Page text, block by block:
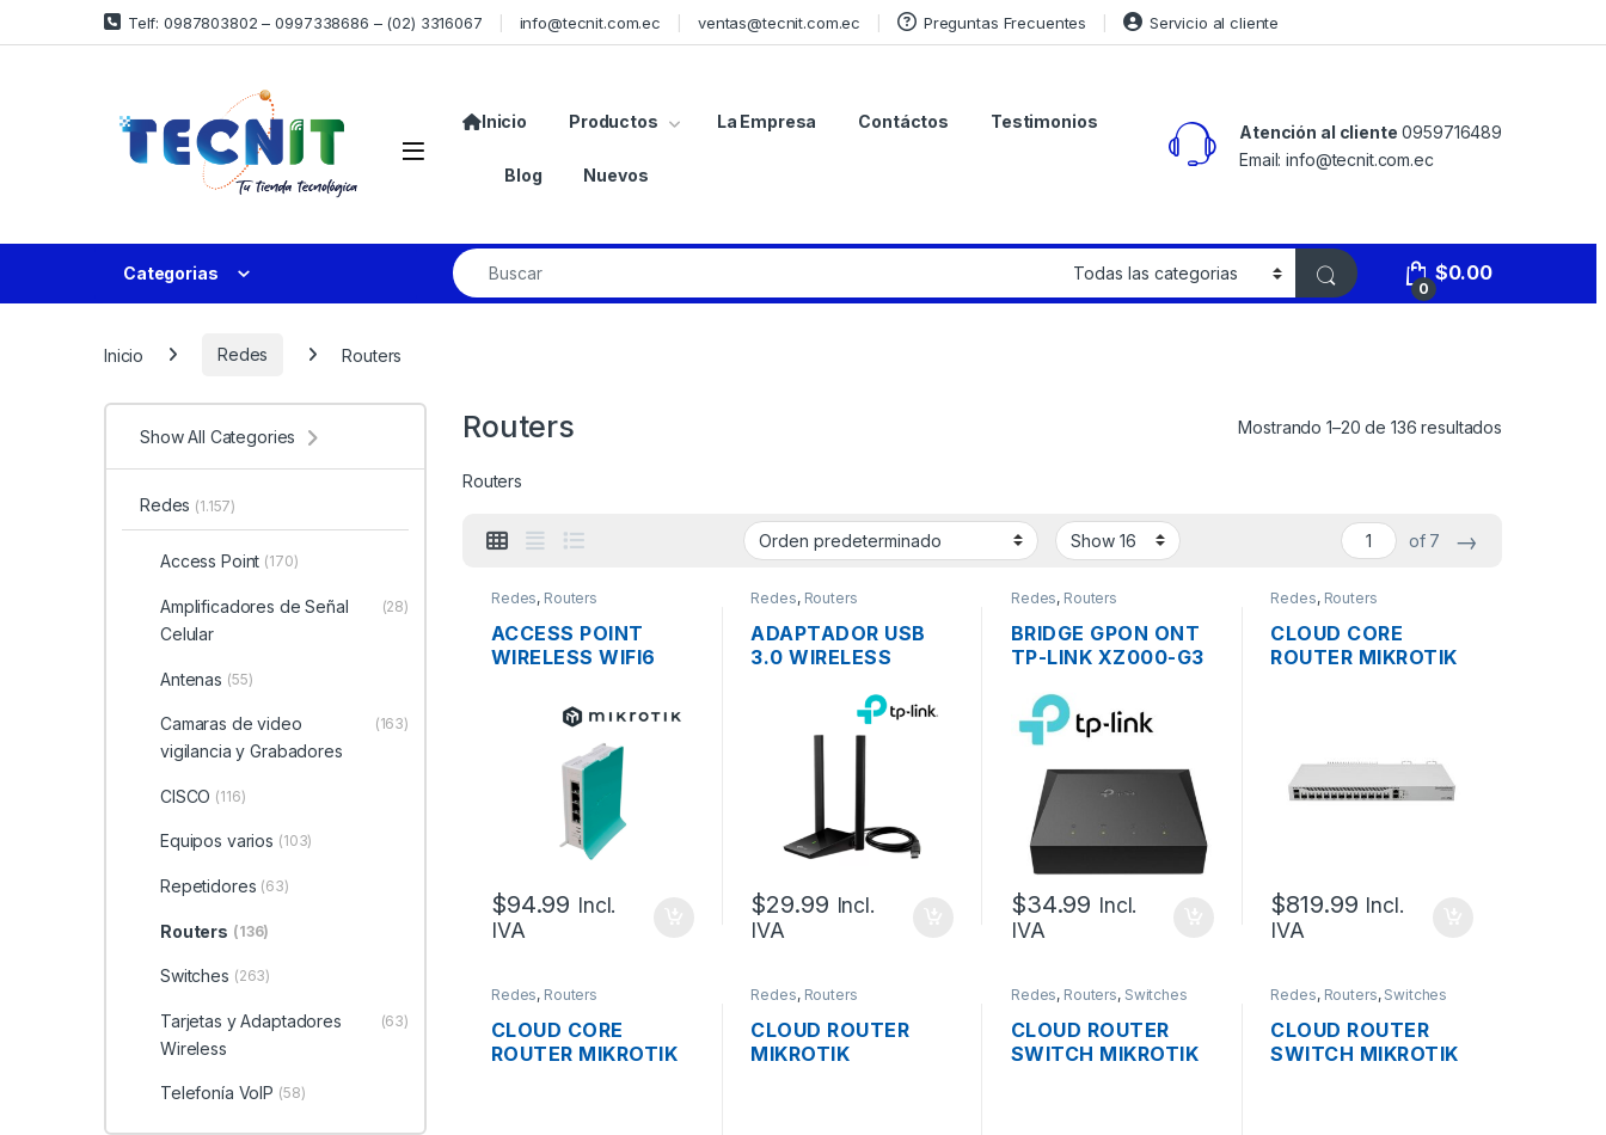
Telf: 0987803802 – 0997338686 – (02) 3316067 info@tecnit.com.ec ventas@tecnit.com.ec Preguntas Frecuentes Servicio al cliente
Inicio Productos La Empresa Contáctos Testimonios
Blog Nuevos
Atención al cliente 0959716489
Email: info@tecnit.com.ec
Categorias
0
$0.00
Inicio Redes Routers
Routers Mostrando 1–20 de 136 resultados
Routers
of 7 →
Redes, Routers
ACCESS POINT
WIRELESS WIFI6
2AXD HAP AX LITE
2.4GHZ 160MW 4
PUERTOS GIGABIT,
$94.99 Incl.
IVA
Redes, Routers
ADAPTADOR USB
3.0 WIRELESS
ARCHER T4U-PLUS
DUAL BAND
1300MBPS
$29.99 Incl.
IVA
Redes, Routers
BRIDGE GPON ONT
TP-LINK XZ000-G3
SC/APC
$34.99 Incl.
IVA
Redes, Routers
CLOUD CORE
ROUTER MIKROTIK
SFP28, + 1 PUERTO
GIGABIT 2XPSU OS
$819.99 Incl.
IVA
Redes, Routers
CLOUD CORE
ROUTER MIKROTIK
Redes, Routers
CLOUD ROUTER
MIKROTIK
Redes, Routers, Switches
CLOUD ROUTER
SWITCH MIKROTIK
Redes, Routers, Switches
CLOUD ROUTER
SWITCH MIKROTIK
Show All Categories
Redes (1.157)
Access Point (170)
Amplificadores de Señal
Celular
(28)
Antenas (55)
Camaras de video
vigilancia y Grabadores
(163)
CISCO (116)
Equipos varios (103)
Repetidores (63)
Routers (136)
Switches (263)
Tarjetas y Adaptadores
Wireless
(63)
Telefonía VoIP (58)